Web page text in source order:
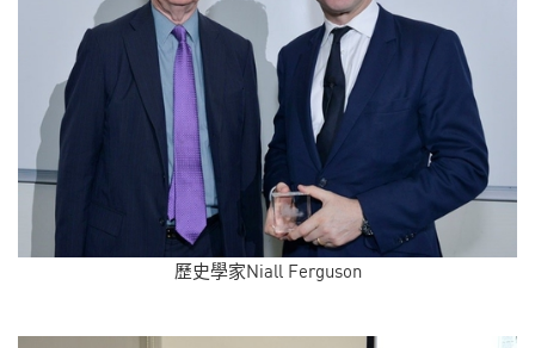
歷史學家Niall Ferguson